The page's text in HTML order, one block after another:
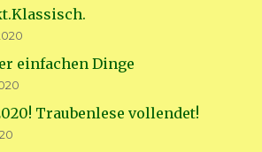
einfachen Dinge
Traubenlese vollendet!